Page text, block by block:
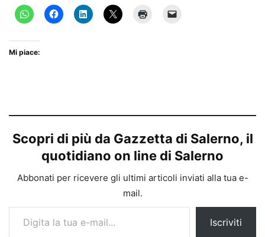
Mi piace:
Scopri di più da Gazzetta di Salerno, il
quotidiano on line di Salerno
Abbonati per ricevere gli ultimi articoli inviati alla tua e-
mail.
Digita la tua e-mail...
Iscriviti